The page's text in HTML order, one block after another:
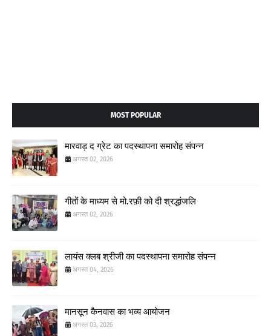
MOST POPULAR
मारवाड़ द ग्रेट का पदस्थापना समारोह संपन्न
अगस्त 02, 2026
गीतों के माध्यम से मो.रफ़ी को दी श्रद्धांजलि
अगस्त 02, 2026
लायंस क्लब श्रीजी का पदस्थापना समारोह संपन्न
अगस्त 04, 2026
मानसून कैनवास का भव्य आयोजन
अगस्त 03, 2026